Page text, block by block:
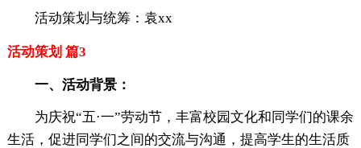
活动策划与统筹：袁xx
活动策划 篇3
一、活动背景：
为庆祝“五·一”劳动节，丰富校园文化和同学们的课余
生活，促进同学们之间的交流与沟通，提高学生的生活质